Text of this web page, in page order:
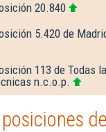
20.840
5.420 de
113 de Todas
n.c.o.p.